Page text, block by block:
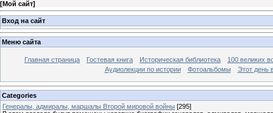
[Мой сайт]
Вход на сайт
Меню сайта
Главная страница Гостевая книга Историческая библиотека
100 великих
Аудиолекции по истории
Фотоальбомы Этот день
Categories
Генералы, адмиралы, маршалы Второй мировой войны [295]